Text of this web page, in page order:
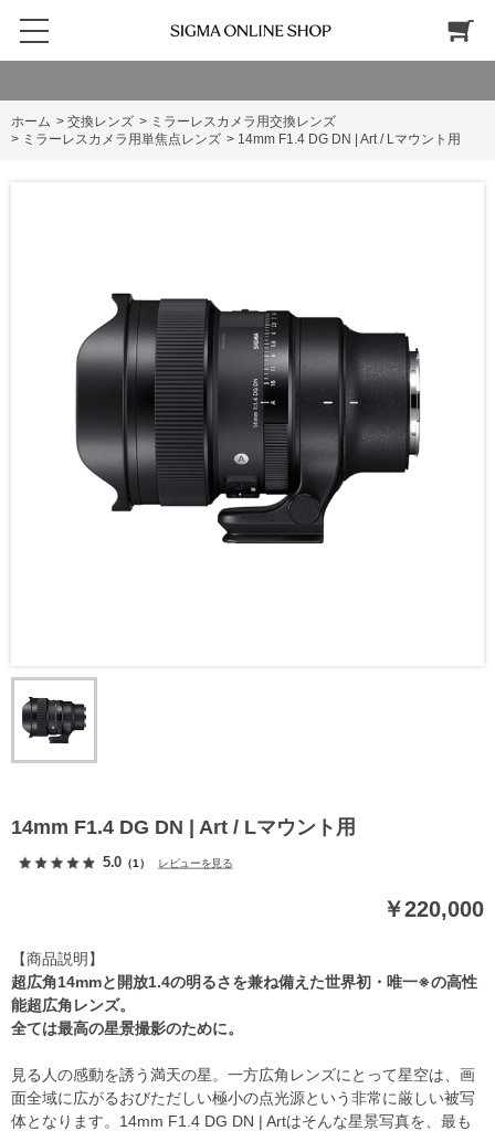
ホーム > 交換レンズ > ミラーレスカメラ用交換レンズ
> ミラーレスカメラ用単焦点レンズ > 14mm F1.4 DG DN | Art / Lマウント用
14mm F1.4 DG DN | Art / Lマウント用
5.0 （1） レビューを見る
￥220,000
【商品説明】
超広角14mmと開放1.4の明るさを兼ね備えた世界初・唯一※の高性
能超広角レンズ。
全ては最高の星景撮影のために。
見る人の感動を誘う満天の星。一方広角レンズにとって星空は、画
面全域に広がるおびただしい極小の点光源という非常に厳しい被写
体となります。14mm F1.4 DG DN | Artはそんな星景写真を、最も